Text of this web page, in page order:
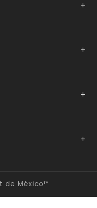
de México™